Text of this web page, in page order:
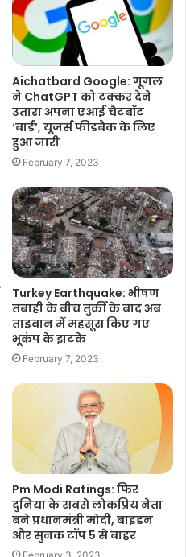
Aichatbard Google: गूगल
ने ChatGPT को टक्कर देने
उतारा अपना एआई चैटबॉट
‘बार्ड’, यूजर्स फीडबैक के लिए
हुआ जारी
February 7, 2023
Turkey Earthquake: भीषण
तबाही के बीच तुर्की के बाद अब
ताइवान में महसूस किए गए
भूकंप के झटके
February 7, 2023
Pm Modi Ratings: फिर
दुनिया के सबसे लोकप्रिय नेता
बने प्रधानमंत्री मोदी, बाइडन
और सुनक टॉप 5 से बाहर